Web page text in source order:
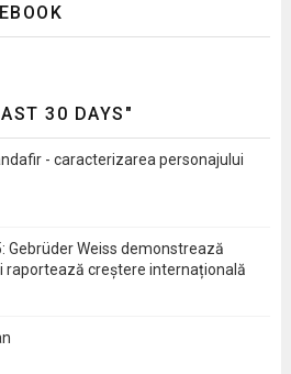
30 DAYS"
- caracterizarea personajului
Gebrüder Weiss demonstrează
raportează creștere internațională